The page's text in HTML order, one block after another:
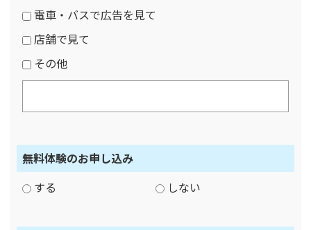
電車・バスで広告を見て
店舗で見て
その他
無料体験のお申し込み
する
しない